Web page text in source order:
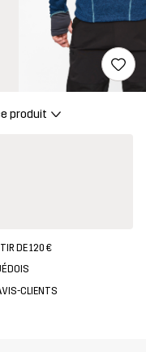
produit
DE 120 €
CLIENTS